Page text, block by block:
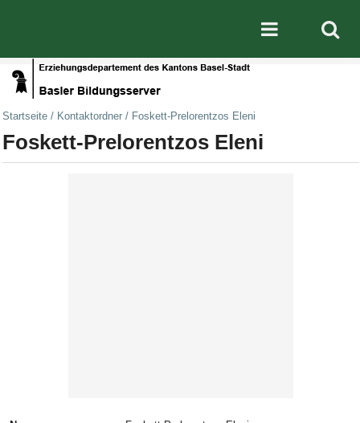
Mobile
Startseite / Kontaktordner / Foskett-Prelorentzos Eleni
Foskett-Prelorentzos Eleni